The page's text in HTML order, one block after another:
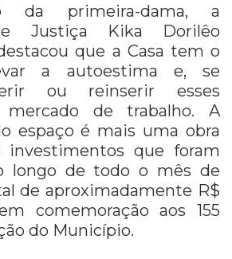
da primeira-dama, a
Justiça Kika Dorilêo
que a Casa tem o
a autoestima e, se
ou reinserir esses
mercado de trabalho. A
espaço é mais uma obra
que foram
longo de todo o mês de
de aproximadamente R$
comemoração aos 155
do Município.